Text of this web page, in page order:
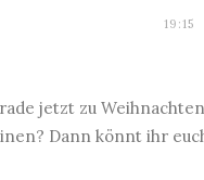
19:15
jetzt zu
Dann könnt ihr